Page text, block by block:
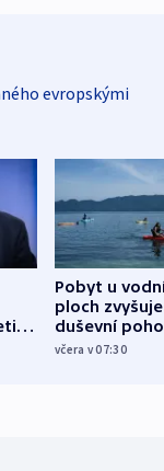
evropskými
Pobyt u
ploch zvyšuje
duševní
ukázala
včera v 07:30